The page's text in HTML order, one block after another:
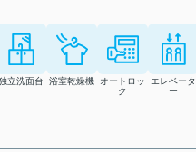
立洗面台 浴室乾燥機
オートロッ
ク
エレベータ
ー